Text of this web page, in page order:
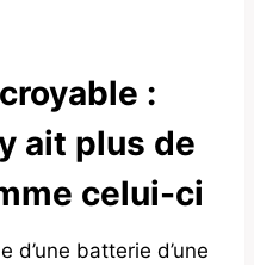
:
ait plus de
celui-ci
d’une batterie d’une